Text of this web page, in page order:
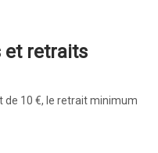
et retraits
de 10 €, le retrait minimum